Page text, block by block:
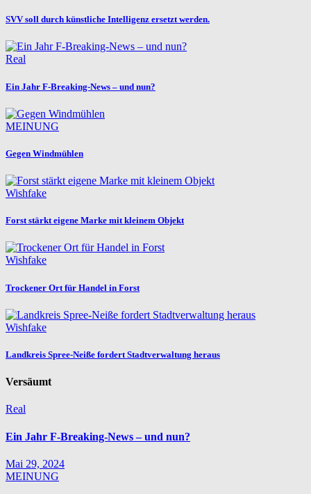
SVV soll durch künstliche Intelligenz ersetzt werden.
Real
Ein Jahr F-Breaking-News – und nun?
MEINUNG
Gegen Windmühlen
Wishfake
Forst stärkt eigene Marke mit kleinem Objekt
Wishfake
Trockener Ort für Handel in Forst
Wishfake
Landkreis Spree-Neiße fordert Stadtverwaltung heraus
Versäumt
Real
Ein Jahr F-Breaking-News – und nun?
Mai 29, 2024
MEINUNG